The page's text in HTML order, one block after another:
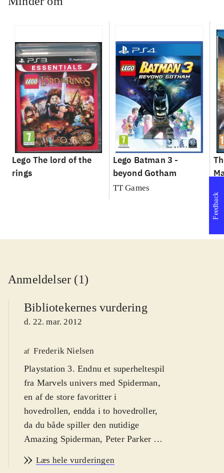
Lego The lord of the
rings
Lego Batman 3 -
beyond Gotham
TT Games
Anmeldelser (1)
Bibliotekernes vurdering
d. 22. mar. 2012
af Frederik Nielsen
Playstation 3. Endnu et superheltespil
fra Marvels univers med Spiderman,
en af de store favoritter i
hovedrollen, endda i to hovedroller,
da du både spiller den nutidige
Amazing Spiderman, Peter Parker og
PEGI: 12 med ikoner for sprog og
Læs hele vurderingen
Feedback